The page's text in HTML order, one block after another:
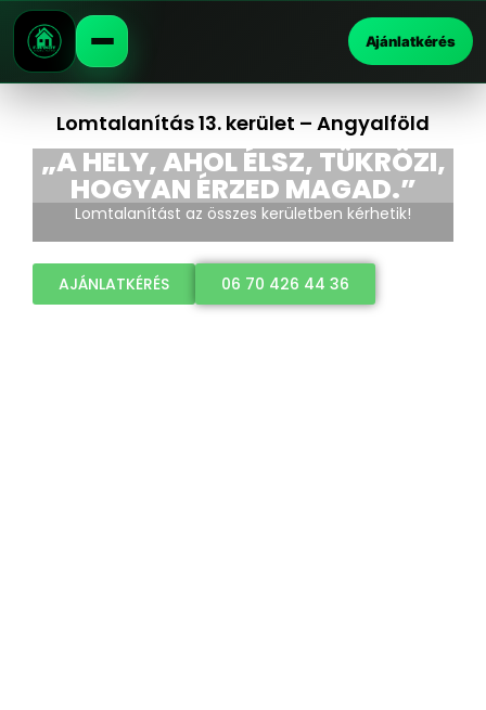
Ajánlatkérés
Lomtalanítás 13. kerület – Angyalföld
„A HELY, AHOL ÉLSZ, TÜKRÖZI,
HOGYAN ÉRZED MAGAD.”
Lomtalanítást az összes kerületben kérhetik!
AJÁNLATKÉRÉS 06 70 426 44 36